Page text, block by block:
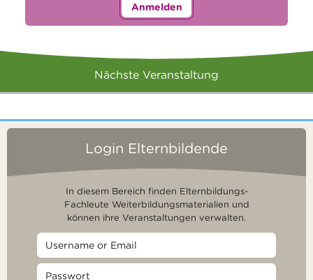
Anmelden
Nächste Veranstaltung
Login Elternbildende
In diesem Bereich finden Elternbildungs-
Fachleute Weiterbildungsmaterialien und
können ihre Veranstaltungen verwalten.